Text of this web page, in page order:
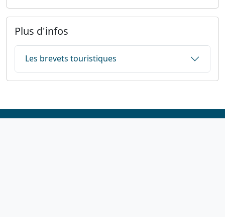
Plus d'infos
Les brevets touristiques